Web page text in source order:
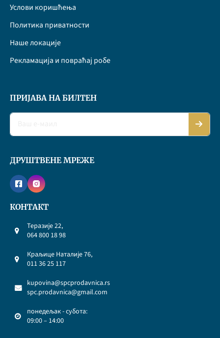
Услови коришћења
Политика приватности
Наше локације
Рекламација и повраћај робе
ПРИЈАВА НА БИЛТЕН
ДРУШТВЕНЕ МРЕЖЕ
КОНТАКТ
Теразије 22,
064 800 18 98
Краљице Наталије 76,
011 36 25 117
kupovina@spcprodavnica.rs
spc.prodavnica@gmail.com
понедељак - субота:
09:00 – 14:00